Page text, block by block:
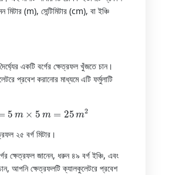
মিটার (m), সেন্টিমিটার (cm), বা ইঞ্চি
একটি বর্গের ক্ষেত্রফল খুঁজতে চান।
প্রবেশ করানোর মাধ্যমে এটি ফর্মুলাটি
=5 5m m2
২৫ বর্গ মিটার।
ক্ষেত্রফল জানেন, ধরুন ৪৯ বর্গ ইঞ্চি, এবং
আপনি ক্ষেত্রফলটি ক্যালকুলেটরে প্রবেশ